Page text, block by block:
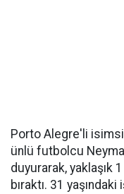
Porto Alegre'li
ünlü futbolcu
duyurarak, yaklaşık
bıraktı. 31